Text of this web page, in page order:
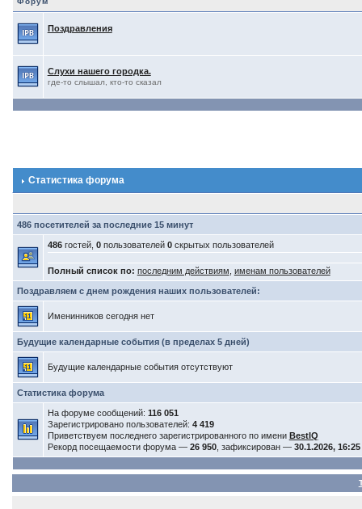
Поздравления
Слухи нашего городка.
где-то слышал, кто-то сказал
Статистика форума
486 посетителей за последние 15 минут
486гостей, 0пользователей 0скрытых пользователей
Полный список по: последним действиям именам пользователей
Поздравляем с днем рождения наших пользователей:
Именинников сегодня нет
Будущие календарные события (в пределах 5 дней)
Будущие календарные события отсутствуют
Статистика форума
На форуме сообщений: 116 051
Зарегистрировано пользователей: 4 419
Приветствуем последнего зарегистрированного по имени BestIQ
Рекорд посещаемости форума — 26 950, зафиксирован — 30.1.2026, 16:25